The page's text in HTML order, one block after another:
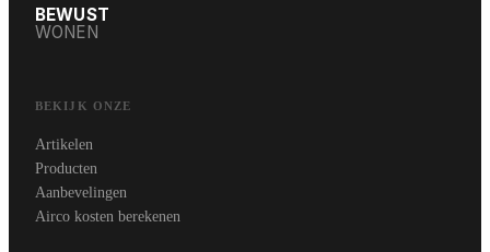
BEWUST
WONEN
BEKIJK ONZE
Artikelen
Producten
Aanbevelingen
Airco kosten berekenen